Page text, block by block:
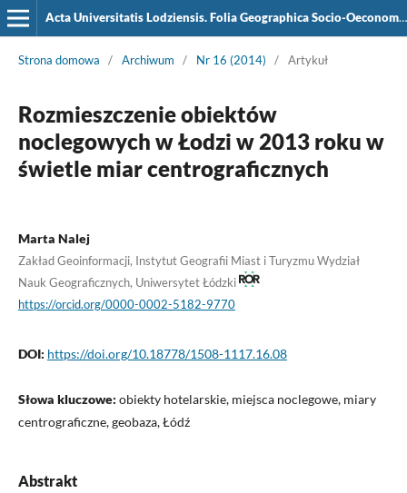
Acta Universitatis Lodziensis. Folia Geographica Socio-Oeconomica
Strona domowa / Archiwum / Nr 16 (2014) / Artykuł
Rozmieszczenie obiektów
noclegowych w Łodzi w 2013 roku w
świetle miar centrograficznych
Marta Nalej
Zakład Geoinformacji, Instytut Geografii Miast i Turyzmu Wydział
Nauk Geograficznych, Uniwersytet Łódzki
https://orcid.org/0000-0002-5182-9770
DOI: https://doi.org/10.18778/1508-1117.16.08
Słowa kluczowe: obiekty hotelarskie, miejsca noclegowe, miary
centrograficzne, geobaza, Łódź
Abstrakt